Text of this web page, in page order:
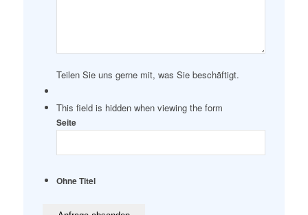
Teilen Sie uns gerne mit, was Sie beschäftigt.
This field is hidden when viewing the form
Seite
Ohne Titel